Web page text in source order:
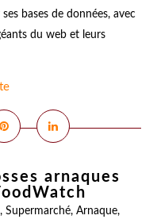
bases de données, avec
du web et leurs
arnaques
, Supermarché, Arnaque,